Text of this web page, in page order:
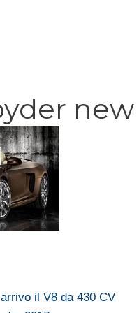
new
il V8 da 430 CV